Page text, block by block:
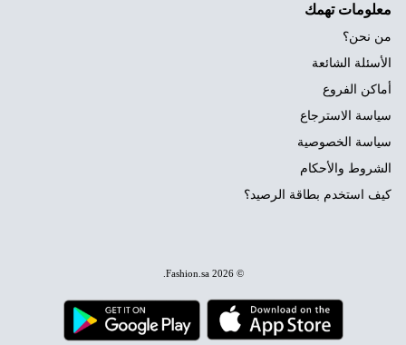
معلومات تهمك
من نحن؟
الأسئلة الشائعة
أماكن الفروع
سياسة الاسترجاع
سياسة الخصوصية
الشروط والأحكام
كيف استخدم بطاقة الرصيد؟
© 2026
Fashion.sa